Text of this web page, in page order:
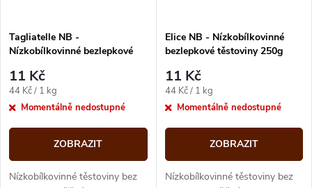
Tagliatelle NB -
Nízkobílkovinné bezlepkové
minimální trvanlivost do 9/25
11 Kč
Měrná
cena:
44 Kč / 1 kg
Momentálně nedostupné
ZOBRAZIT
Nízkobílkovinné těstoviny bez
Elice NB - Nízkobílkovinné
bezlepkové těstoviny 250g
do 9/25
11 Kč
Měrná
cena:
44 Kč / 1 kg
Momentálně nedostupné
ZOBRAZIT
Nízkobílkovinné těstoviny bez